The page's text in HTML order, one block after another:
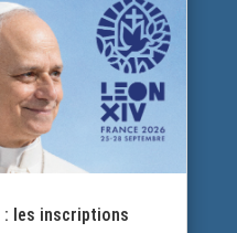
: les inscriptions